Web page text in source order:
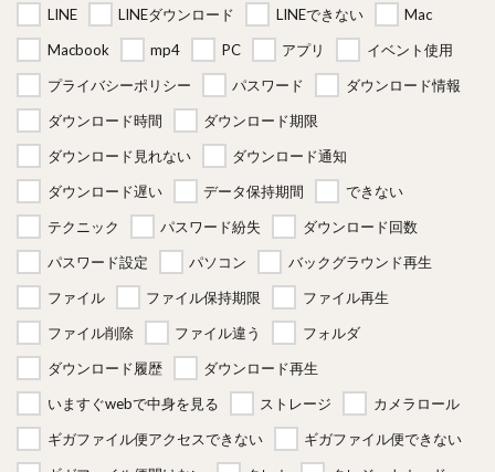
LINE
LINEダウンロード LINEできない
Mac
Macbook
mp4 PC アプリ
イベント使用
プライバシーポリシー
パスワード
ダウンロード情報
ダウンロード時間
ダウンロード期限
ダウンロード見れない
ダウンロード通知
ダウンロード遅い
データ保持期間
できない
テクニック
パスワード紛失
ダウンロード回数
パスワード設定
パソコン
バックグラウンド再生
ファイル
ファイル保持期限
ファイル再生
ファイル削除
ファイル違う
フォルダ
ダウンロード履歴
ダウンロード再生
いますぐwebで中身を見る
ストレージ
カメラロール
ギガファイル便アクセスできない
ギガファイル便できない